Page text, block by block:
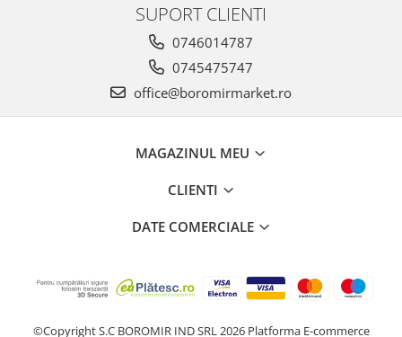
SUPORT CLIENTI
0746014787
0745475747
office@boromirmarket.ro
MAGAZINUL MEU
CLIENTI
DATE COMERCIALE
©Copyright S.C BOROMIR IND SRL 2026 Platforma E-commerce